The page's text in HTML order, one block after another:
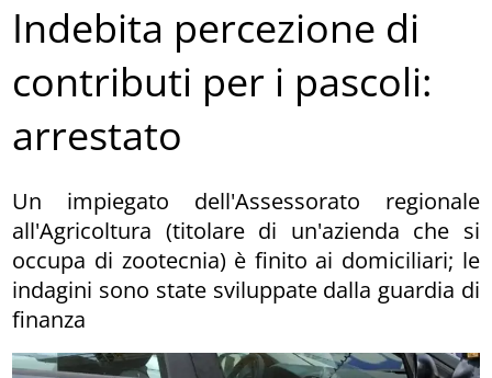
Indebita percezione di
contributi per i pascoli:
arrestato
Un impiegato dell'Assessorato regionale
all'Agricoltura (titolare di un'azienda che si
occupa di zootecnia) è finito ai domiciliari; le
indagini sono state sviluppate dalla guardia di
finanza